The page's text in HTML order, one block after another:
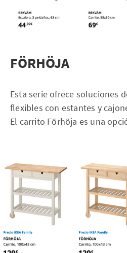
FÖRHÖJA
Esta serie ofrece soluciones
flexibles con estantes y
El carrito Förhöja es una